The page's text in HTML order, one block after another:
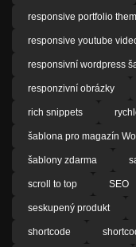
responsive portfolio
responsive youtube
responsivní wordpress
responzivní obrázky
rich snippets
šablona pro magazín
šablony zdarma
scroll to top SEO
seskupený produkt
shortcode